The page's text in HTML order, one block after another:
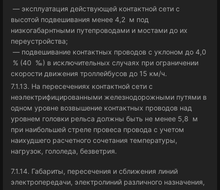
— эксплуатация действующей контактной сети с
высотой подвешивания менее 4,2 м под
низкогабарнтными путепроводами и мостами до их
переустройства;
— подвешивание контактных проводов с уклоном до 4,0
% (40 ‰) в исключительных случаях при ограничении
скорости движения троллейбусов до 15 км/ч.
7.1.13. На пересечениях контактной сети с
неэлектрифицированными железнодорожными путями в
одном уровне возвышение контактных проводов над
уровнем головки рельса должны быть не менее 5,8 м
при наибольшей стреле провеса провода с учетом
наихудшего расчетного сочетания температуры,
нагрузок, гололеда, безветрия.
7.1.14. Габариты, пересечения и сближения линий
электропередачи, электролиний различного назначения,